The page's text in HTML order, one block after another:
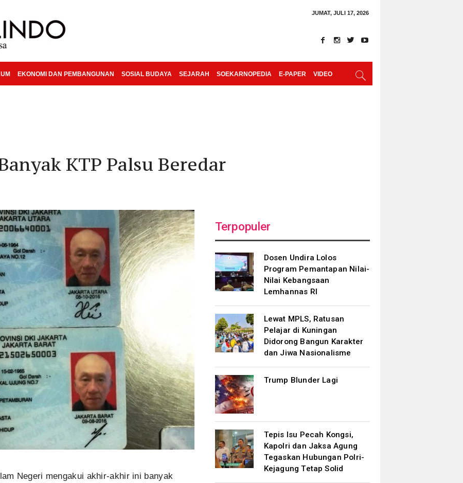
JUMAT, JULI 17, 2026
EKONOMI DAN PEMBANGUNAN SOSIAL BUDAYA SEJARAH SOEKARNOPEDIA E-PAPER VIDEO
KTP Palsu Beredar
Negeri mengakui akhir-akhir ini banyak
Terpopuler
Dosen Undira Lolos
Program Pemantapan Nilai-
Nilai Kebangsaan
Lemhannas RI
Lewat MPLS, Ratusan
Pelajar di Kuningan
Didorong Bangun Karakter
dan Jiwa Nasionalisme
Trump Blunder Lagi
Tepis Isu Pecah Kongsi,
Kapolri dan Jaksa Agung
Tegaskan Hubungan Polri-
Kejagung Tetap Solid